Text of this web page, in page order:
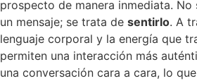
prospecto de manera inmediata.
un mensaje; se trata de sentirlo. A
lenguaje corporal y la energía que
permiten una interacción más
una conversación cara a cara, lo